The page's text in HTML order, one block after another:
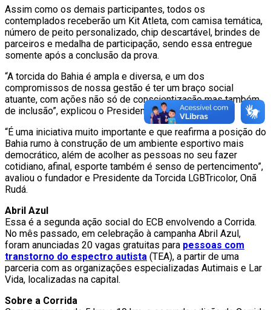
Assim como os demais participantes, todos os
contemplados receberão um Kit Atleta, com camisa temática,
número de peito personalizado, chip descartável, brindes de
parceiros e medalha de participação, sendo essa entregue
somente após a conclusão da prova.
“A torcida do Bahia é ampla e diversa, e um dos
compromissos de nossa gestão é ter um braço social
atuante, com ações não só de conscientização mas também
de inclusão”, explicou o Presidente Emerson Ferretti.
“É uma iniciativa muito importante e que reafirma a posição do
Bahia rumo à construção de um ambiente esportivo mais
democrático, além de acolher as pessoas no seu fazer
cotidiano, afinal, esporte também é senso de pertencimento”,
avaliou o fundador e Presidente da Torcida LGBTricolor, Onã
Rudá.
Abril Azul
Essa é a segunda ação social do ECB envolvendo a Corrida.
No mês passado, em celebração à campanha Abril Azul,
foram anunciadas 20 vagas gratuitas para pessoas com
transtorno do espectro autista (TEA), a partir de uma
parceria com as organizações especializadas Autimais e Lar
Vida, localizadas na capital.
Sobre a Corrida